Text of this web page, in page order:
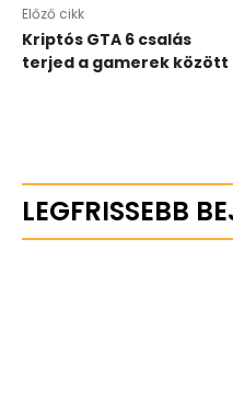
Előző cikk
Kriptós GTA 6 csalás
terjed a gamerek között
LEGFRISSEBB